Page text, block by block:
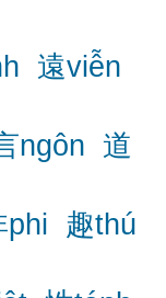
遠viễn
ngôn 道
phi
趣thú